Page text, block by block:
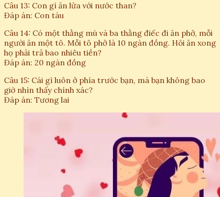
Câu 13: Con gì ăn lửa với nước than?
Đáp án: Con tàu
Câu 14: Có một thằng mù và ba thằng điếc đi ăn phở, mỗi
người ăn một tô. Mỗi tô phở là 10 ngàn đồng. Hỏi ăn xong
họ phải trả bao nhiêu tiền?
Đáp án: 20 ngàn đồng
Câu 15: Cái gì luôn ở phía trước bạn, mà bạn không bao
giờ nhìn thấy chính xác?
Đáp án: Tương lai